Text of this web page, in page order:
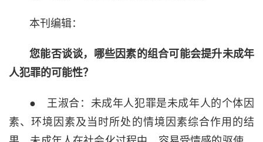
本刊编辑：
您能否谈谈，哪些因素的组合可能会提升未成年
人犯罪的可能性？
● 王淑合：未成年人犯罪是未成年人的个体因
素、环境因素及当时所处的情境因素综合作用的结